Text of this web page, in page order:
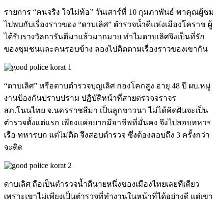
รายการ “ฅนจริง ใจไม่ท้อ” วันเสาร์ที่ 10 กุมภาพันธ์ พาคุณผู้ชม
ไปพบกับเรื่องราวของ “ดาบเลิศ” ตำรวจน้ำดีแห่งเมืองโคราช ผู้
ได้รับรางวัลการันตีมาแล้วมากมาย ทำไมดาบเลิศจึงเป็นที่รัก
ของชุมชนและคนรอบข้าง ลองไปติดตามเรื่องราวของเขากัน
“ดาบเลิศ” หรือดาบตำรวจบุญเลิศ กองโคกสูง อายุ 48 ปี ผบ.หมู่
งานป้องกันปราบปราม ปฏิบัติหน้าที่สายตรวจจราจร
สภ.โนนไทย จ.นครราชสีมา เป็นลูกชาวนา ไม่ได้คิดฝันจะเป็น
ตำรวจตั้งแต่แรก เพียงแค่อยากมีอาชีพที่มั่นคง จึงไปสอบทหาร
เรือ ทหารบก แต่ไม่ติด จึงสอบตำรวจ ซึ่งต้องสอบถึง 3 ครั้งกว่า
จะติด
ดาบเลิศ ถือเป็นตำรวจน้ำดีนายหนึ่งของเมืองไทยเลยทีเดียว
เพราะเขาไม่เพียงเป็นตำรวจที่ทำงานในหน้าที่ได้อย่างดี แต่เขา